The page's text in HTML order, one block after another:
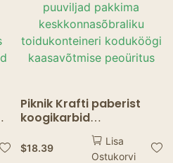
Piknik Krafti paberist
koogikarbid
puhastavad aknad
magustoidu puuviljad
$18.39
Lisa
Ostukorvi